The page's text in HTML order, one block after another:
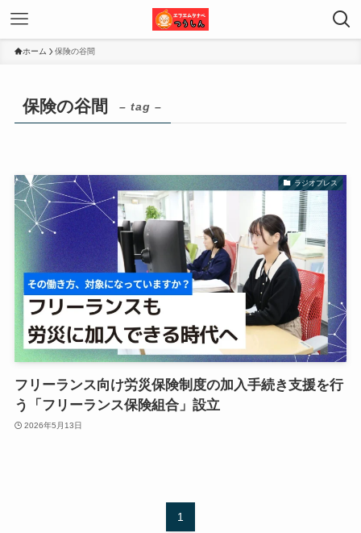
ホーム 保険の谷間
保険の谷間 – tag –
ラジオプレス
フリーランス向け労災保険制度の加入手続き支援を行
う「フリーランス保険組合」設立
2026年5月13日
1